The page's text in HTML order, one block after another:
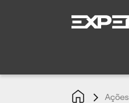
Ações